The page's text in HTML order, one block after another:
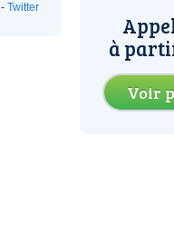
- Twitter
à
Voir